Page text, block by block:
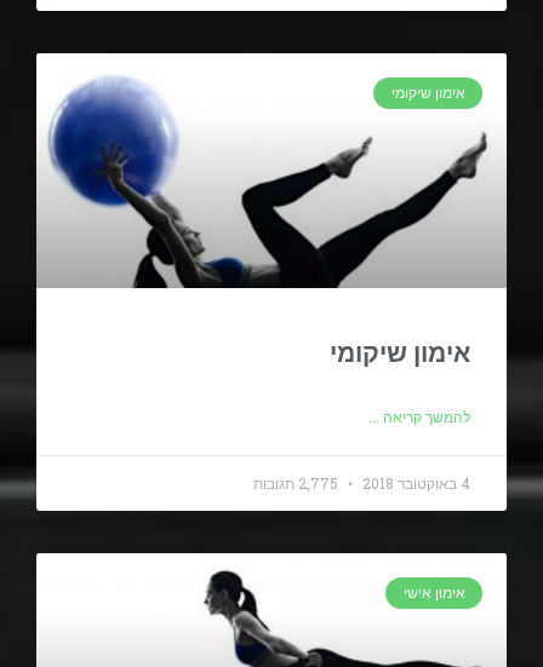
אימון שיקומי
אימון שיקומי
להמשך קריאה ...
4 באוקטובר 2018
אימון אישי